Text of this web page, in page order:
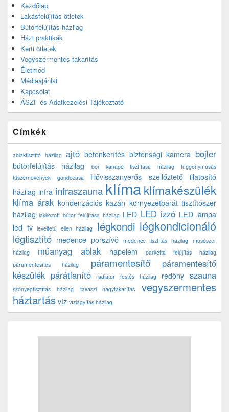
Kezdőlap
Lakásfelújítás ötletek
Bútorfelújítás házilag
Házi praktikák
Kerti ötletek
Vegyszermentes takarítás
Életmód
Médiaajánlat
Kapcsolat
ÁSZF és Adatkezelési Tájékoztató
Címkék
ablaktisztító házilag ajtó betonkerítés biztonsági kamera bojler
bútorfelújítás házilag bőr kanapé tisztítása házilag
függönymosás
fűszernövények gondozása
Hővisszanyerős szellőztető
illatosító
házilag infra infraszauna klímaklímakészülék
klíma árak kondenzációs kazán környezetbarát tisztítószer
házilag lakkozott bútor felújítása házilag LED LED izzó LED lámpa
led tv levéltetű ellen házilag légkondi légkondicionáló
légtisztító medence porszívó medence tisztítás házilag
mosószer
házilag
műanyag ablak napelem
parketta felújítás házilag
páramentesítés házilag
páramentesítő
páramentesítő
készülék párátlanító radiátor festés házilag redőny szauna
szőnyegtisztítás házilag tavaszi nagytakarítás
vegyszermentes
háztartás víz vízlágyítás házilag